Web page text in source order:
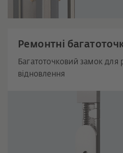
Ремонтні
Багатоточковий замок для
відновлення